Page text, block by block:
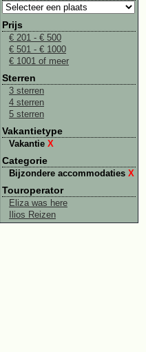
Prijs
€ 201 - € 500
€ 501 - € 1000
€ 1001 of meer
Sterren
3 sterren
4 sterren
5 sterren
Vakantietype
Vakantie X
Categorie
Bijzondere accommodaties X
Touroperator
Eliza was here
Ilios Reizen